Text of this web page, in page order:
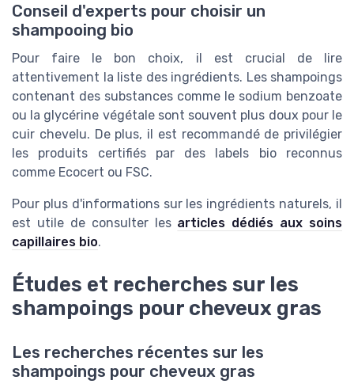
Conseil d'experts pour choisir un
shampooing bio
Pour faire le bon choix, il est crucial de lire
attentivement la liste des ingrédients. Les shampoings
contenant des substances comme le sodium benzoate
ou la glycérine végétale sont souvent plus doux pour le
cuir chevelu. De plus, il est recommandé de privilégier
les produits certifiés par des labels bio reconnus
comme Ecocert ou FSC.
Pour plus d'informations sur les ingrédients naturels, il
est utile de consulter les articles dédiés aux soins
capillaires bio.
Études et recherches sur les
shampoings pour cheveux gras
Les recherches récentes sur les
shampoings pour cheveux gras